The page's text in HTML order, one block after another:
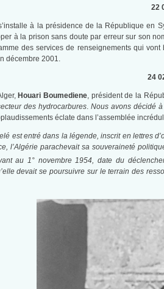
22
à la présidence de la République en
à la prison sans doute par erreur sur son
des services de renseignements qui
décembre 2001.
24
Houari Boumediene, président de la
des hydrocarbures. Nous avons décidé
éclate dans l’assemblée
est entré dans la légende, inscrit en lettres
l’Algérie parachevait sa souveraineté
au 1° novembre 1954, date du
devait se poursuivre sur le terrain des